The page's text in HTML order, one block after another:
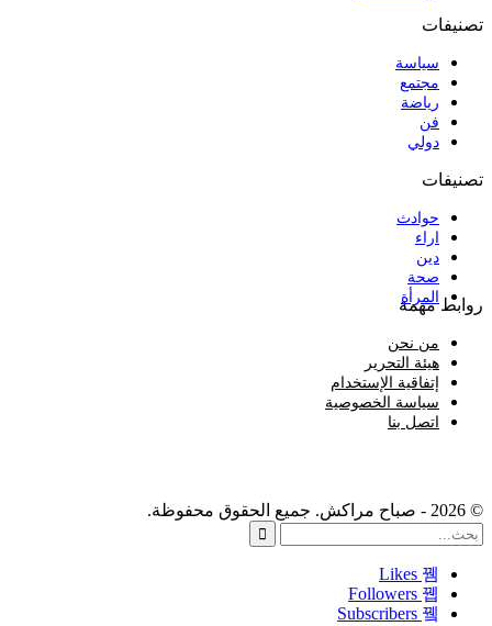
تصنيفات
سياسة
مجتمع
رياضة
فن
دولي
تصنيفات
حوادث
اراء
دين
صحة
المرأة
روابط مهمة
من نحن
هيئة التحرير
إتفاقية الإستخدام
سياسة الخصوصية
اتصل بنا
© 2026 - صباح مراكش. جميع الحقوق محفوظة.